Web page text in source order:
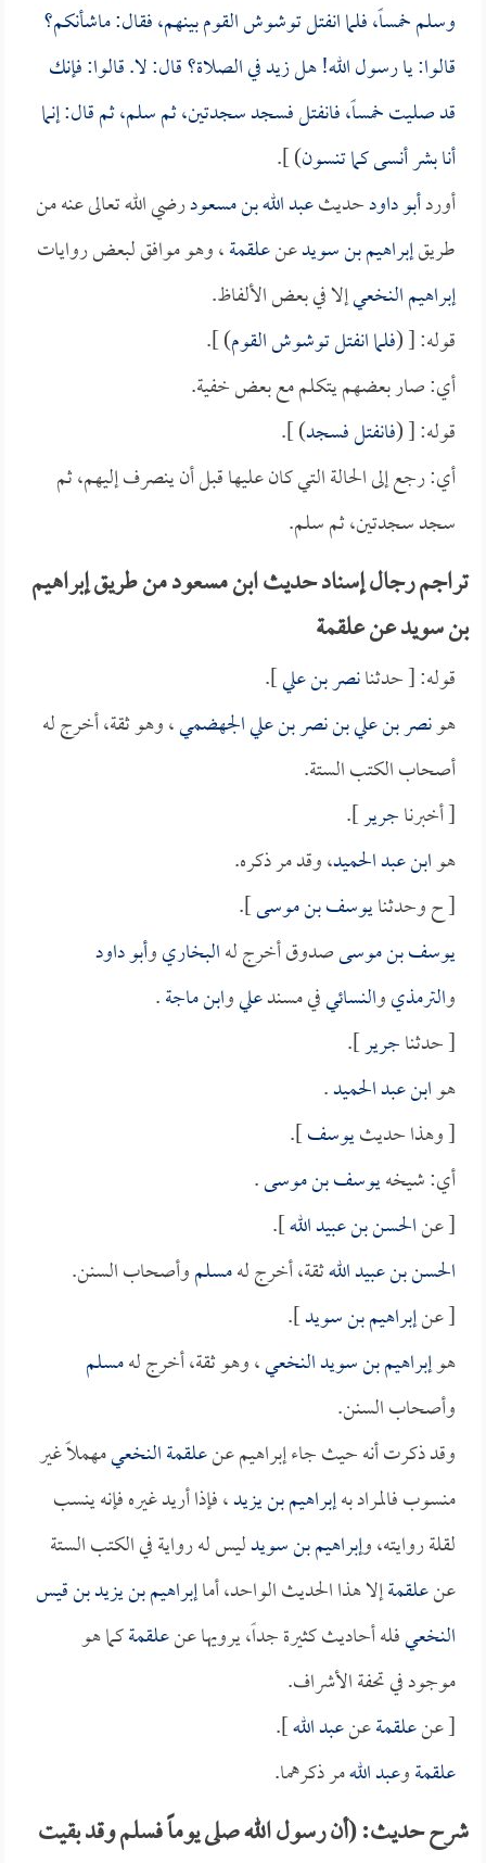
وسلم خمساً، فلما انفتل توشوش القوم بينهم، فقال: ماشأنكم؟
قالوا: يا رسول الله! هل زيد في الصلاة؟ قال: لا. قالوا: فإنك
قد صليت خمساً، فانفتل فسجد سجدتين، ثم سلم، ثم قال: إنما
أنا بشر أنسى كما تنسون) ].
أوردأبو داودحديثعبد الله بن مسعودرضي الله تعالى عنه من
طريقإبراهيم بن سويدعنعلقمة، وهو موافق لبعض روايات
إبراهيم النخعيإلا في بعض الألفاظ.
قوله: [ (فلما انفتل توشوش القوم) ].
أي: صار بعضهم يتكلم مع بعض خفية.
قوله: [ (فانفتل فسجد) ].
أي: رجع إلى الحالة التي كان عليها قبل أن ينصرف إليهم، ثم
سجد سجدتين، ثم سلم.
تراجم رجال إسناد حديث ابن مسعود من طريق إبراهيم
بن سويد عن علقمة
قوله: [ حدثنانصر بن علي].
هونصر بن علي بن نصر بن علي الجهضمي، وهو ثقة، أخرج له
أصحاب الكتب الستة.
[ أخبرناجرير].
هوابن عبد الحميد، وقد مر ذكره.
[ ح وحدثنايوسف بن موسى].
يوسف بن موسىصدوق أخرج لهالبخاريوأبو داود
والترمذيوالنسائيفي مسندعليوابن ماجة.
[ حدثناجرير].
هوابن عبد الحميد.
[ وهذا حديثيوسف].
أي: شيخهيوسف بن موسى.
[ عنالحسن بن عبيد الله].
الحسن بن عبيد اللهثقة، أخرج لهمسلموأصحاب السنن.
[ عنإبراهيم بن سويد].
هوإبراهيم بن سويد النخعي، وهو ثقة، أخرج لهمسلم
وأصحاب السنن.
وقد ذكرت أنه حيث جاء إبراهيم عنعلقمة النخعيمهملاً غير
منسوب فالمراد بهإبراهيم بن يزيد، فإذا أريد غيره فإنه ينسب
لقلة روايته، وإبراهيم بن سويدليس له رواية في الكتب الستة
عنعلقمةإلا هذا الحديث الواحد، أماإبراهيم بن يزيد بن قيس
النخعيفله أحاديث كثيرة جداً، يرويها عنعلقمةكما هو
موجود في تحفة الأشراف.
[ عنعلقمةعنعبد الله].
علقمةوعبد اللهمر ذكرهما.
شرح حديث: (أن رسول الله صلى يوماً فسلم وقد بقيت